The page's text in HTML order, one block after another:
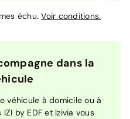
échu.Voir conditions.
dans la
véhicule à domicile ou à
by EDF et Izivia vous